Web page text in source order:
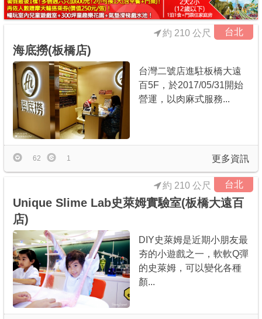
台北
海底撈(板橋店)
約 210 公尺
台灣二號店進駐板橋大遠
百5F，於2017/05/31開始
營運，以肉麻式服務...
更多資訊
62 1
台北
Unique Slime Lab史萊姆實驗室(板橋大遠百
店)
約 210 公尺
DIY史萊姆是近期小朋友最
夯的小遊戲之一，軟軟Q彈
的史萊姆，可以變化各種
顏...